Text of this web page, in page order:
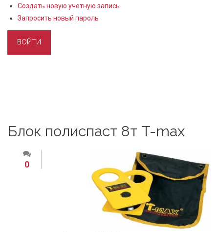
Создать новую учетную запись
Запросить новый пароль
Блок полиспаст 8т T-max
0